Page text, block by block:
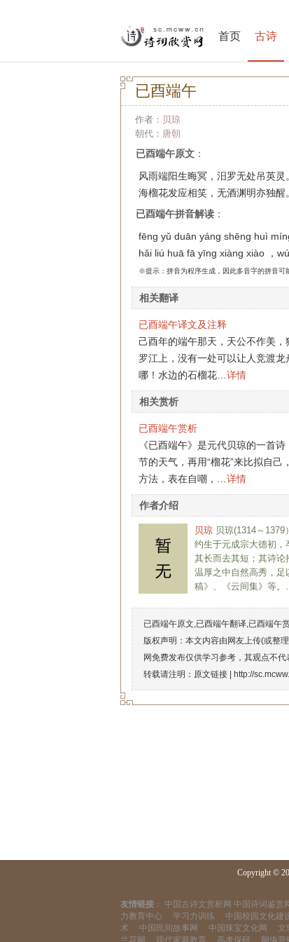
首页 古诗
已酉端午
作者： 贝琼
朝代： 唐朝
已酉端午原文 ：
风雨端阳生晦冥，汨罗无处吊英灵。
海榴花发应相笑，无酒渊明亦独醒。
已酉端午拼音解读 ：
fēng yǔ duān yáng shēng huì
hǎi liú huā fā yīng xiàng xiào ，
※提示：拼音为程序生成，因此多音字的拼音可
相关翻译
已酉端午译文及注释
己酉年的端午那天，天公不作美
罗江上，没有一处可以让人竞渡
哪！水边的石榴花… 详情
相关赏析
已酉端午赏析
《已酉端午》是元代贝琼的一首
节的天气，再用“榴花”来比拟自
方法，表在自嘲，… 详情
作者介绍
贝琼 贝琼(1314～
约生于元成宗大德初，
其长而去其短；其诗
温厚之中自然高秀，
稿》、《云间集》等
已酉端午原文,已酉端午翻译,已酉端午
版权声明：本文内容由网友上传(或整
网免费发布仅供学习参考，其观点不代
转载请注明：原文链接 |
http://
Copyright ©
友情链接 ： 中国古诗文赏析网 中国诗词鉴赏
力教育中心
学习力训练 中国校园文化建
术
中国民间故事网 中国珠宝文化网 文
兰花网
现代家庭教育 高考保研 网络营